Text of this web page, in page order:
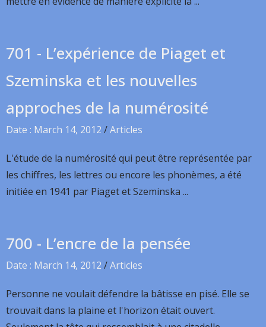
701 - L’expérience de Piaget et
Szeminska et les nouvelles
approches de la numérosité
Date : March 14, 2012 /Articles
L'étude de la numérosité qui peut être représentée par
les chiffres, les lettres ou encore les phonèmes, a été
initiée en 1941 par Piaget et Szeminska ...
700 - L’encre de la pensée
Date : March 14, 2012 /Articles
Personne ne voulait défendre la bâtisse en pisé. Elle se
trouvait dans la plaine et l'horizon était ouvert.